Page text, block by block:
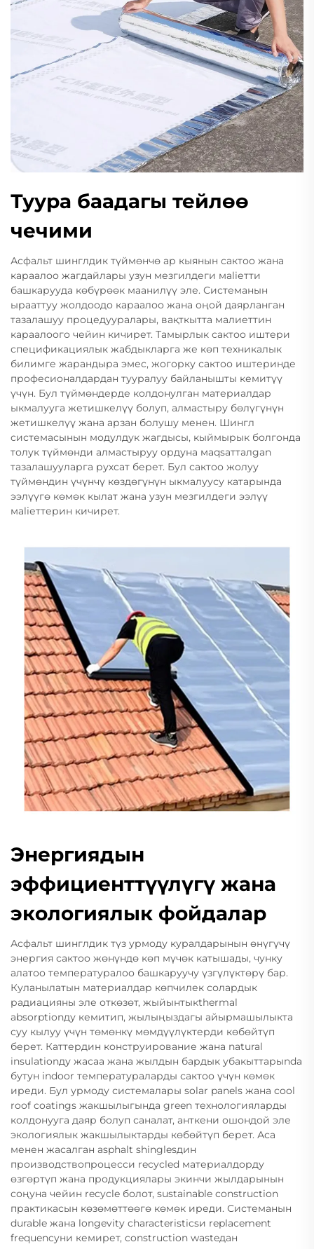
Туура баадагы тейлөө
чечими
Асфальт шинглдик түймөнчө ар кыянын сактоо жана
караалоо жагдайлары узун мезгилдеги мaliетти
башкарууда көбүрөөк маанилүү эле. Системанын
ырааттуу жолдоодо караалоо жана оңой даярланган
тазалашуу процедууралары, вақткытта малиеттин
караалоого чейин кичирет. Тамырлык сактоо иштери
спецификациялык жабдыкларга же көп техникалык
билимге жарандыра эмес, жогорку сактоо иштеринде
професионалдардан тууралуу байланышты кемитүү
үчүн. Бул түймөндерде колдонулган материалдар
ыкмалууга жетишкелүү болуп, алмастыру бөлүгүнүн
жетишкелүү жана арзан болушу менен. Шингл
системасынын модулдук жагдысы, кыймырык болгонда
толук түймөнди алмастыруу ордуна маqsатталgan
тазалашууларга рухсат берет. Бул сактоо жолуу
түймөндин үчүнчү көздөгүнүн ыкмалуусу катарында
ээлүүгө көмөк кылат жана узун мезгилдеги ээлүү
мaliеттерин кичирет.
Энергиядын
эффициенттүүлүгү жана
экологиялык фойдалар
Асфальт шинглдик түз урмоду куралдарынын өнүгүчү
энергия сактоо жөнүндө көп мүчөк катышады, чунку
алатоо температуралоо башкаруучу үзгүлүктөрү бар.
Куланылатын материалдар көпчилек солардык
радиацияны эле откөзөт, жыйынтыкthermal
absorptionду кемитип, жылыңыздагы айырмашылыкта
суу кылуу үчүн төмөнкү мөмдүүлүктерди көбөйтүп
берет. Каттердин конструирование жана natural
insulationду жасаа жана жылдын бардык убакыттарыnda
бутун indoor температураларды сактоо үчүн көмөк
иреди. Бул урмоду системалары solar panels жана cool
roof coatings жакшылыгында green технологияларды
колдонууга даяр болуп саналат, анткени ошондой эле
экологиялык жакшылыктарды көбөйтүп берет. Аса
менен жасалган asphalt shinglesдин
производствопроцесси recycled материалдорду
өзгөртүп жана продукциялары экинчи жылдарынын
соңуна чейин recycle болот, sustainable construction
практикасын көзөмөттөөгө көмөк иреди. Системанын
durable жана longevity characteristicsи replacement
frequencyни кемирет, construction wasteдан